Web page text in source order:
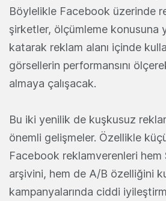
Böylelikle Facebook üzerinde
şirketler, ölçümleme konusuna
katarak reklam alanı içinde
görsellerin performansını
almaya çalışacak.
Bu iki yenilik de kuşkusuz
önemli gelişmeler. Özellikle
Facebook reklamverenleri
arşivini, hem de A/B özelliğini
kampanyalarında ciddi